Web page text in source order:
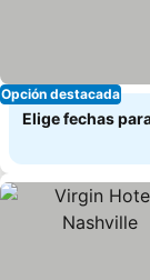
Opción destacada
Elige fechas